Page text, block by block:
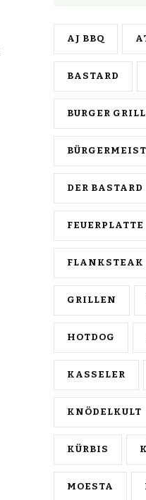
AJ BBQ
BASTARD
BURGER
DER BASTARD
FEUERPLATTE
FLANKSTEAK
GRILLEN
HOTDOG
KASSELER
KNÖDELKULT
KÜRBIS
MOESTA